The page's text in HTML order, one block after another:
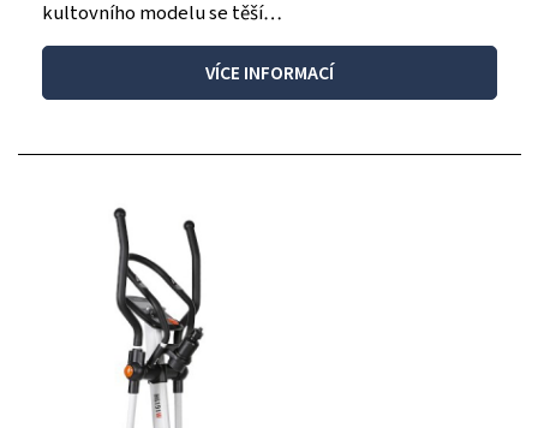
kultovního modelu se těší…
VÍCE INFORMACÍ